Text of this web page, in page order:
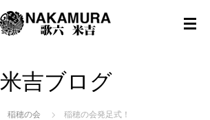
米吉ブログ
稲穂の会 稲穂の会発足式！